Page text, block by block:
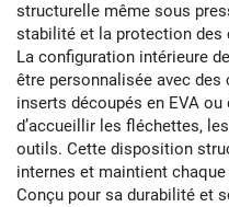
structurelle même sous
stabilité et la protection des
La configuration intérieure
être personnalisée avec
inserts découpés en EVA
d’accueillir les fléchettes,
outils. Cette disposition
internes et maintient
Conçu pour sa durabilité et